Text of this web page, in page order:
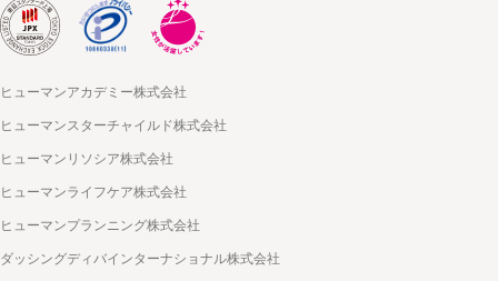
ヒューマンアカデミー株式会社
ヒューマンスターチャイルド株式会社
ヒューマンリソシア株式会社
ヒューマンライフケア株式会社
ヒューマンプランニング株式会社
ダッシングディバインターナショナル株式会社